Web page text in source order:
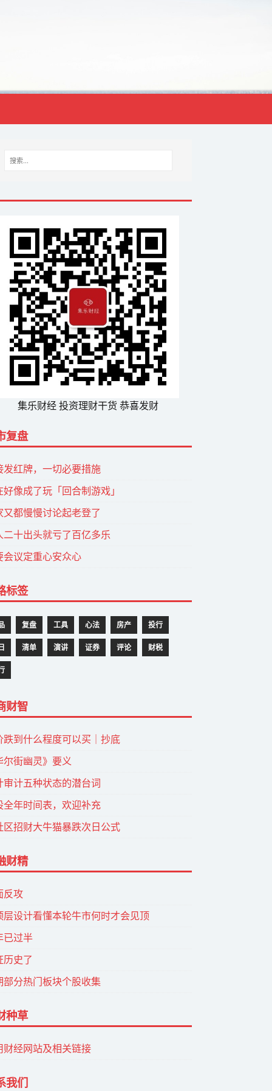
集乐财经 投资理财干货 恭喜发财
复盘
发红牌，一切必要措施
好像成了玩「回合制游戏」
又都慢慢讨论起老登了
二十出头就亏了百亿多乐
会议定重心安众心
标签
复盘 工具 心法 房产 投行
清单 演讲 证券 评论 财税
财智
跌到什么程度可以买｜抄底
尔街幽灵》要义
审计五种状态的潜台词
全年时间表，欢迎补充
区招财大牛猫暴跌次日公式
财精
反攻
层设计看懂本轮牛市何时才会见顶
已过半
历史了
部分热门板块个股收集
种草
财经网站及相关链接
我们